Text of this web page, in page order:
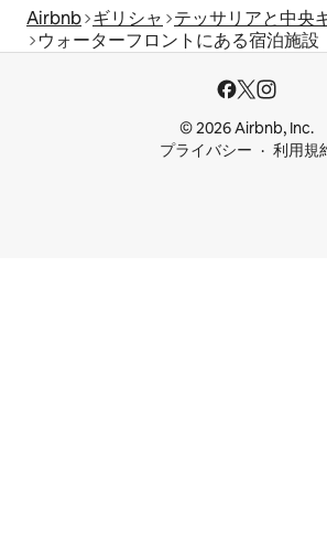
Airbnb ギリシャ
テッサリアと中央
ウォーターフロントにある宿泊施設
© 2026 Airbnb, Inc.
プライバシー
利用規